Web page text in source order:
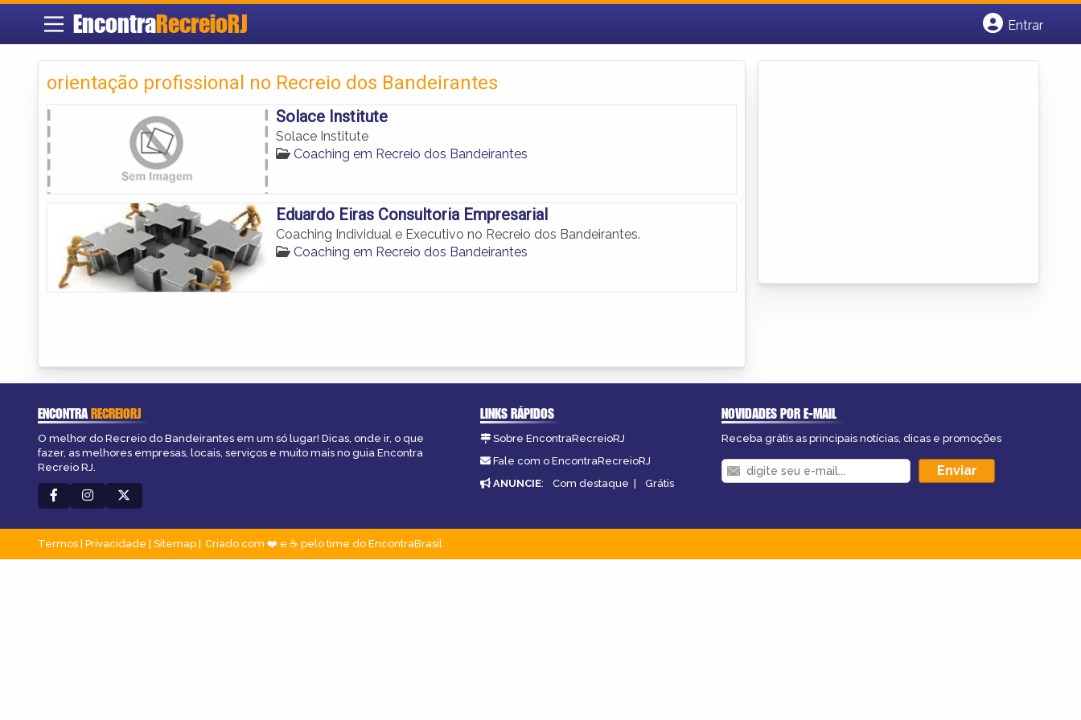
EncontraRecreioRJ
Entrar
orientação profissional no Recreio dos Bandeirantes
Solace Institute
Solace Institute
Coaching em Recreio dos Bandeirantes
Eduardo Eiras Consultoria Empresarial
Coaching Individual e Executivo no Recreio dos Bandeirantes.
Coaching em Recreio dos Bandeirantes
ENCONTRARECREIORJ
O melhor do Recreio do Bandeirantes em um só lugar! Dicas, onde ir, o que
fazer, as melhores empresas, locais, serviços e muito mais no guia Encontra
Recreio RJ.
LINKS RÁPIDOS
Sobre EncontraRecreioRJ
Fale com o EncontraRecreioRJ
ANUNCIE: Com destaque | Grátis
NOVIDADES POR E-MAIL
Receba grátis as principais notícias, dicas e promoções
Termos | Privacidade | Sitemap Criado com ❤️ e ☕ pelo time do EncontraBrasil